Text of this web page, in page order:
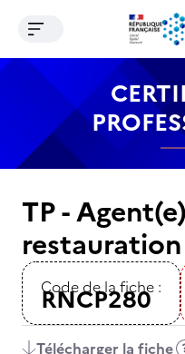
Contenu Recherche
Ouvrir le menu de
TP -
restauration
Code de la fiche :
RNCP280
Télécharger la fiche